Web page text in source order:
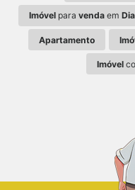
Imóvelpara vendaem
Apartamento
Imóvel